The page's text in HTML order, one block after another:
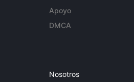
Apoyo
DMCA
Nosotros